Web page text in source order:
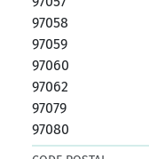
97058
97059
97060
97062
97079
97080